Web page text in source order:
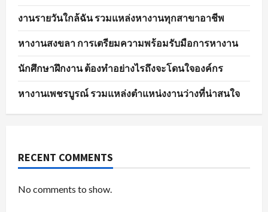
งานรายวันใกล้ฉัน รวมแหล่งหางานทุกสาขาอาชีพ
หางานสงขลา การเตรียมความพร้อมรับมือการหางาน
นักศึกษาฝึกงาน ต้องทำอย่างไรถึงจะโดนใจองค์กร
หางานเพชรบูรณ์ รวมแหล่งตำแหน่งงานว่างที่น่าสนใจ
RECENT COMMENTS
No comments to show.